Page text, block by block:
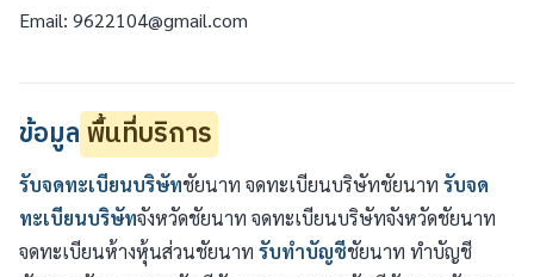
Email: 9622104@gmail.com
ข้อมูลพื้นที่บริการ
รับจดทะเบียนบริษัทชัยนาท จดทะเบียนบริษัทชัยนาท รับจด
ทะเบียนบริษัทจังหวัดชัยนาท จดทะเบียนบริษัทจังหวัดชัยนาท
จดทะเบียนห้างหุ้นส่วนชัยนาท รับทำบัญชีชัยนาท ทำบัญชี